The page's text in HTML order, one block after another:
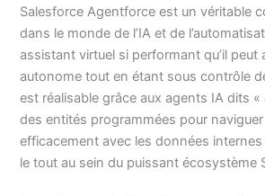
Salesforce Agentforce est un véritable
dans le monde de l’IA et de
assistant virtuel si performant qu’il peut
autonome tout en étant sous contrôle
est réalisable grâce aux agents IA dits
des entités programmées pour
efficacement avec les données internes
le tout au sein du puissant écosystème